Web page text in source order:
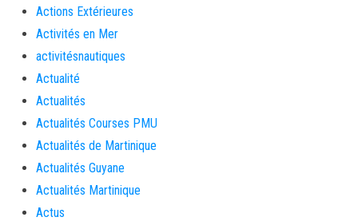
Actions Extérieures
Activités en Mer
activitésnautiques
Actualité
Actualités
Actualités Courses PMU
Actualités de Martinique
Actualités Guyane
Actualités Martinique
Actus